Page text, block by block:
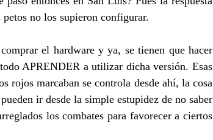
no los supieron configurar.
el hardware y ya, se tienen que hacer
APRENDER a utilizar dicha versión. Esas
rojos marcaban se controla desde ahí, la cosa
ir desde la simple estupidez de no saber
los combates para favorecer a ciertos